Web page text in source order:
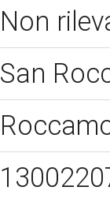
Non
San